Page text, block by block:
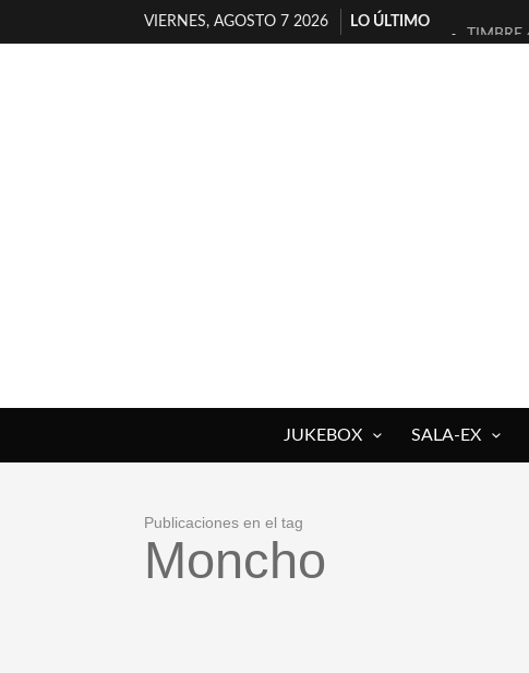
VIERNES, AGOSTO 7 2026
LO ÚLTIMO
TIMBRE
JOFRE
YORCH
«NO
JUKEBOX SALA-EX
Publicaciones en el tag
Moncho